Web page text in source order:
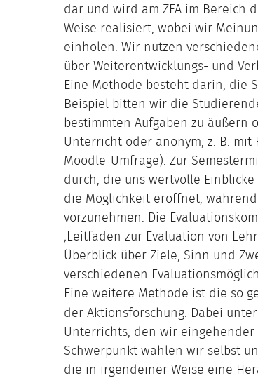
dar und wird am ZFA im Bereich
Weise realisiert, wobei wir
einholen. Wir nutzen
über Weiterentwicklungs- und
Eine Methode besteht darin, die
Beispiel bitten wir die
bestimmten Aufgaben zu
Unterricht oder anonym, z. B. mit
Moodle-Umfrage). Zur
durch, die uns wertvolle
die Möglichkeit eröffnet,
vorzunehmen. Die
‚Leitfaden zur Evaluation von
Überblick über Ziele, Sinn und
verschiedenen
Eine weitere Methode ist die so
der Aktionsforschung. Dabei
Unterrichts, den wir eingehender
Schwerpunkt wählen wir selbst
die in irgendeiner Weise eine